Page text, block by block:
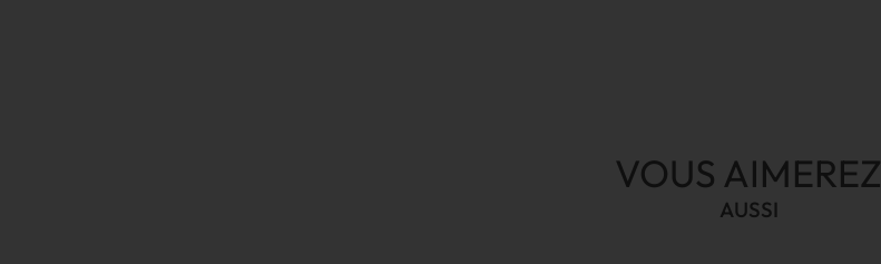
VOUS AIMEREZ
AUSSI